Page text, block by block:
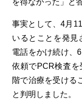
を得なかった」と
事実として、4月
いるとことを発見
電話をかけ続け、
依頼でPCR検査
階で治療を受ける
と判明しました。